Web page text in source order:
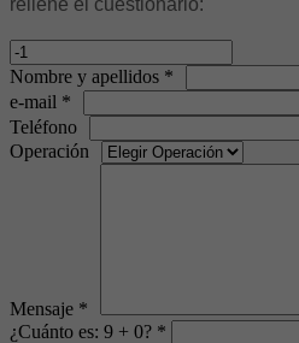
Nombre y apellidos *
e-mail *
Teléfono
Operación
Mensaje *
¿Cuánto es: 9 + 0? *